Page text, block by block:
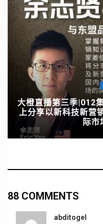
大橙直播第三季|012
上分享以新科技新营
际市
88 COMMENTS
abditogel